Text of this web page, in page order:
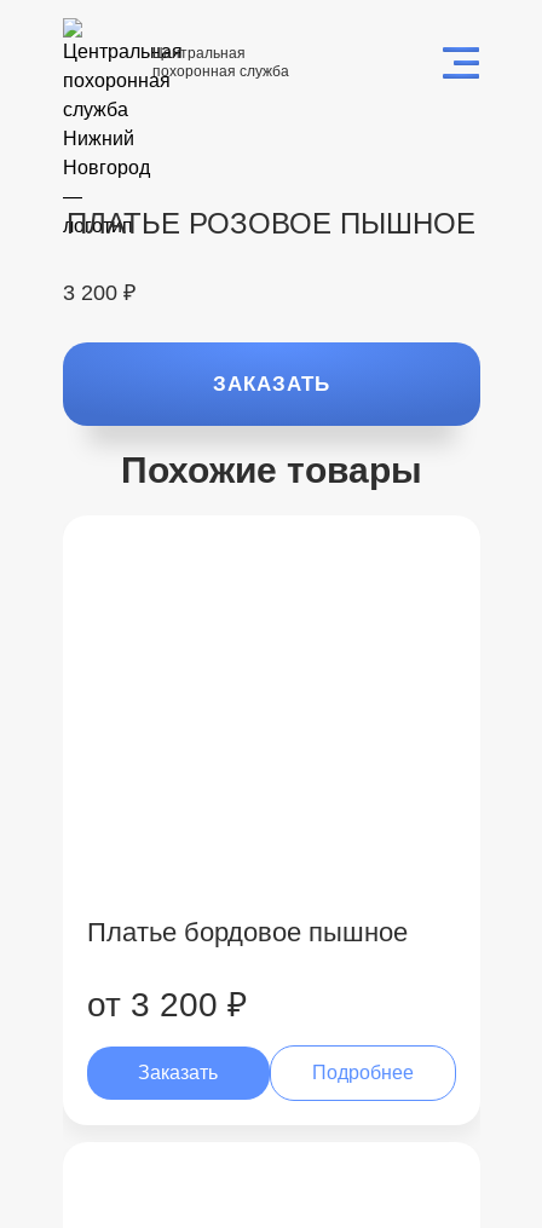
Центральная
похоронная служба
ПЛАТЬЕ РОЗОВОЕ ПЫШНОЕ
3 200 ₽
ЗАКАЗАТЬ
Похожие товары
Платье бордовое пышное
от 3 200 ₽
Заказать Подробнее